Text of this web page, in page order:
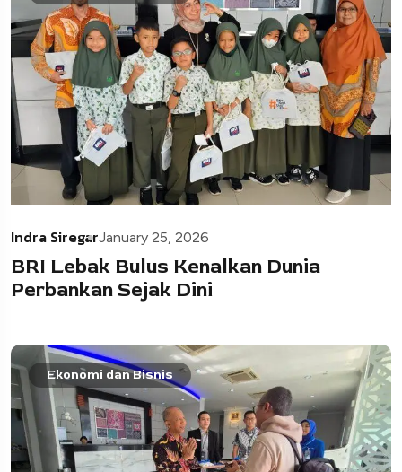
Indra SiregarJanuary 25, 2026
BRI Lebak Bulus Kenalkan Dunia
Perbankan Sejak Dini
Ekonomi dan Bisnis